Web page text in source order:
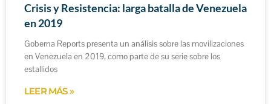
Crisis y Resistencia: larga batalla de Venezuela
en 2019
Goberna Reports presenta un análisis sobre las movilizaciones
en Venezuela en 2019, como parte de su serie sobre los
estallidos
LEER MÁS »